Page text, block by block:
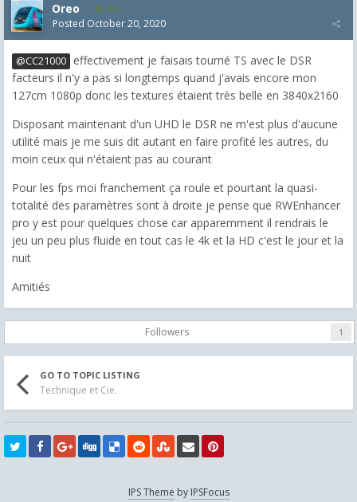
Oreo 354
Posted October 20, 2020
@CC21000 effectivement je faisais tourné TS avec le DSR
facteurs il n'y a pas si longtemps quand j'avais encore mon
127cm 1080p donc les textures étaient très belle en 3840x2160
Disposant maintenant d'un UHD le DSR ne m'est plus d'aucune
utilité mais je me suis dit autant en faire profité les autres, du
moin ceux qui n'étaient pas au courant
Pour les fps moi franchement ça roule et pourtant la quasi-
totalité des paramètres sont à droite je pense que RWEnhancer
pro y est pour quelques chose car apparemment il rendrais le
jeu un peu plus fluide en tout cas le 4k et la HD c'est le jour et la
nuit
Amitiés
Followers 1
GO TO TOPIC LISTING
Technique et Cie.
IPS Theme by IPSFocus